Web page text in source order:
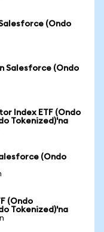
(Ondo
Salesforce (Ondo
Index ETF (Ondo
Tokenized)'na
(Ondo
(Ondo
Tokenized)'na